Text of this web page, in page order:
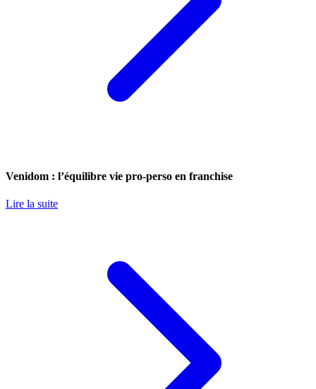
Venidom : l’équilibre vie pro-perso en franchise
Lire la suite